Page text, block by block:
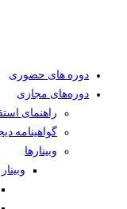
دوره های حضوری
دوره‌های مجازی
راهنمای
گواهینامه
وبینار‌ها